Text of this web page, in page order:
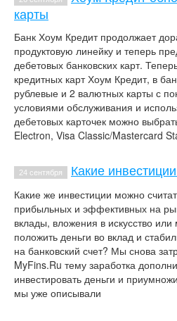
карты
Банк Хоум Кредит продолжает
продуктовую линейку и теперь
дебетовых банковских карт.
кредитных карт Хоум Кредит, в
рублевые и 2 валютных карты с
условиями обслуживания и
дебетовых карточек можно
Electron, Visa Classic/Mastercard
24 сентября
Какие
Какие же инвестиции можно
прибыльных и эффективных на
вклады, вложения в искусство
положить деньги во вклад и
на банковский счет? Мы снова
MyFins.Ru тему заработка
инвестировать деньги и
мы уже описывали